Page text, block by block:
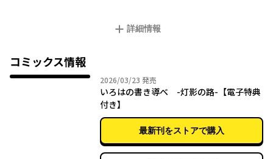
旅先で出会う人々や妖の温かさに触れ、徐々に心を溶かしてい
師匠が唯壱に伝えたかったメッセージとは…？
イラストレーター、花守が送る、儚くも麗しい妖怪譚、スター
詳細情報
コミックス情報
2026/03/23 2026年03月23日
発売
いろはの書き導べ -灯影の路-【電子特典
付き】
最新刊をストアで購入